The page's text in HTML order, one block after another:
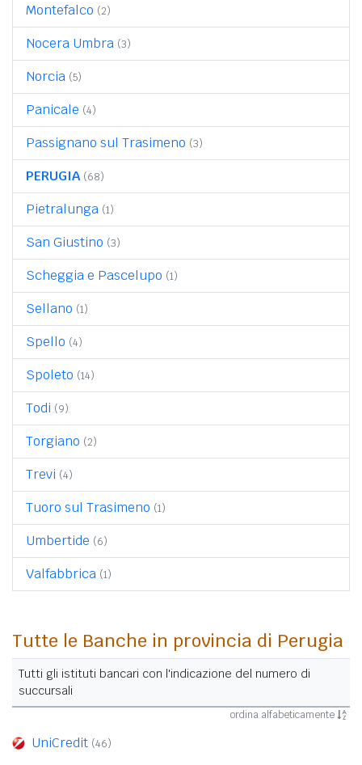
Montefalco (2)
Nocera Umbra (3)
Norcia (5)
Panicale (4)
Passignano sul Trasimeno (3)
PERUGIA (68)
Pietralunga (1)
San Giustino (3)
Scheggia e Pascelupo (1)
Sellano (1)
Spello (4)
Spoleto (14)
Todi (9)
Torgiano (2)
Trevi (4)
Tuoro sul Trasimeno (1)
Umbertide (6)
Valfabbrica (1)
Tutte le Banche in provincia di Perugia
Tutti gli istituti bancari con l'indicazione del numero di
succursali
ordina alfabeticamente
UniCredit (46)